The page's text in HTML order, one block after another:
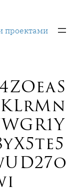
проектами